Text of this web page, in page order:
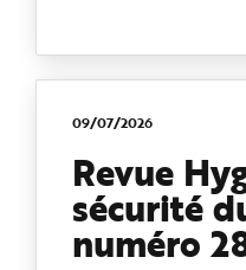
09/07/2026
Revue
sécurité
numéro